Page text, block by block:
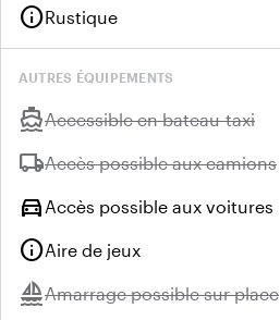
infoRustique
AUTRES ÉQUIPEMENTS
directions_boatIndisponible :
Accessible en bateau-taxi
local_shippingIndisponible :
Accès possible aux camions
directions_car Accès possible aux voitures
infoAire de jeux
sailingIndisponible :
Amarrage possible sur place